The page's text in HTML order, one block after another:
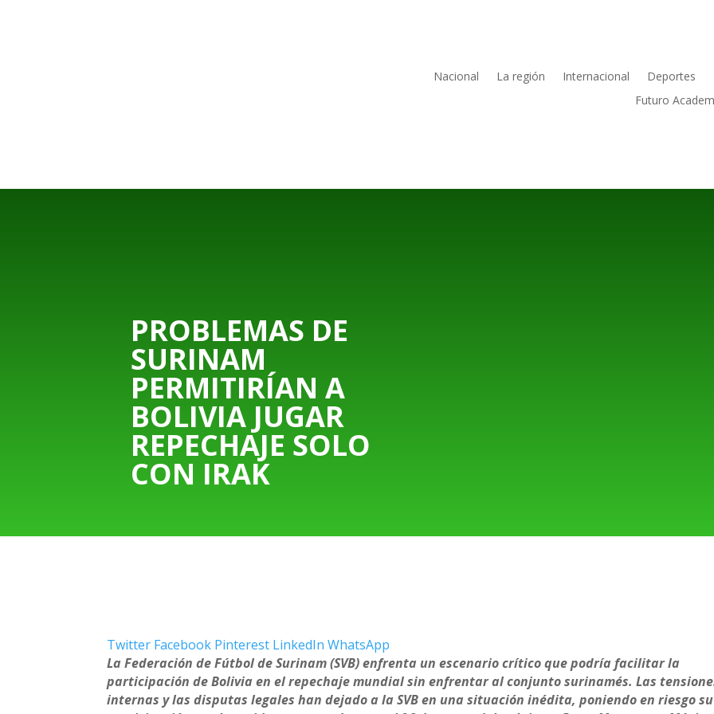
Nacional La región Internacional Deportes
Futuro
PROBLEMAS DE
SURINAM
PERMITIRÍAN A
BOLIVIA JUGAR
REPECHAJE SOLO
CON IRAK
Twitter Facebook Pinterest LinkedInWhatsApp
La Federación de Fútbol de Surinam (SVB) enfrenta un escenario crítico que podría facilitar la
participación de Bolivia en el repechaje mundial sin enfrentar al conjunto surinamés. Las
internas y las disputas legales han dejado a la SVB en una situación inédita, poniendo en riesgo su